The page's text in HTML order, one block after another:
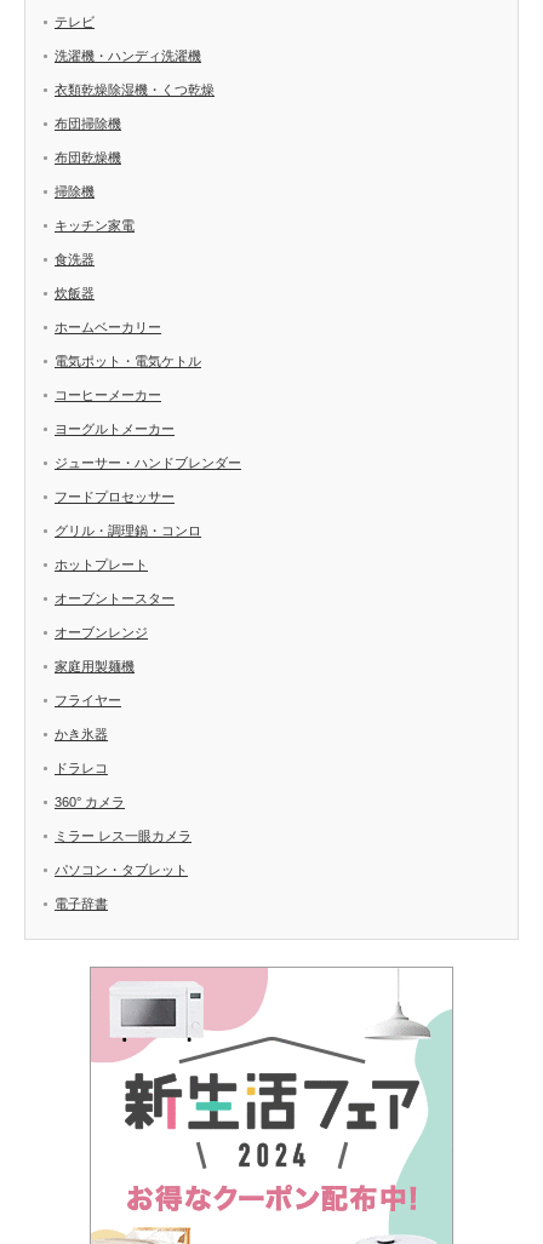
テレビ
洗濯機・ハンディ洗濯機
衣類乾燥除湿機・くつ乾燥
布団掃除機
布団乾燥機
掃除機
キッチン家電
食洗器
炊飯器
ホームベーカリー
電気ポット・電気ケトル
コーヒーメーカー
ヨーグルトメーカー
ジューサー・ハンドブレンダー
フードプロセッサー
グリル・調理鍋・コンロ
ホットプレート
オーブントースター
オーブンレンジ
家庭用製麺機
フライヤー
かき氷器
ドラレコ
360° カメラ
ミラー レス一眼カメラ
パソコン・タブレット
電子辞書